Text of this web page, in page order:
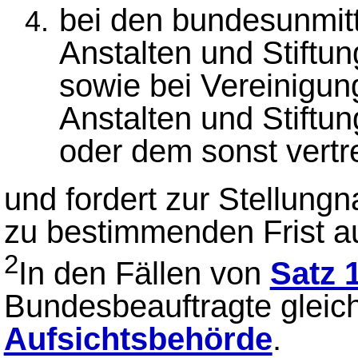
bei den
Anstalten und
sowie bei
Anstalten und
oder dem sonst
und fordert zur
zu bestimmenden Frist
2In den Fällen von Satz
Bundesbeauftragte
Aufsichtsbehörde.